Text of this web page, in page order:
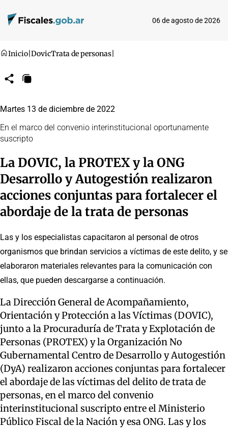
06 de agosto de 2026
Inicio DovicTrata de personas
CompartirCopiar
Martes 13 de diciembre de 2022
En el marco del convenio interinstitucional oportunamente
suscripto
La DOVIC, la PROTEX y la ONG
Desarrollo y Autogestión realizaron
acciones conjuntas para fortalecer el
abordaje de la trata de personas
Las y los especialistas capacitaron al personal de otros
organismos que brindan servicios a víctimas de este delito, y se
elaboraron materiales relevantes para la comunicación con
ellas, que pueden descargarse a continuación.
La Dirección General de Acompañamiento,
Orientación y Protección a las Víctimas (DOVIC),
junto a la Procuraduría de Trata y Explotación de
Personas (PROTEX) y la Organización No
Gubernamental Centro de Desarrollo y Autogestión
(DyA) realizaron acciones conjuntas para fortalecer
el abordaje de las víctimas del delito de trata de
personas, en el marco del convenio
interinstitucional suscripto entre el Ministerio
Público Fiscal de la Nación y esa ONG. Las y los